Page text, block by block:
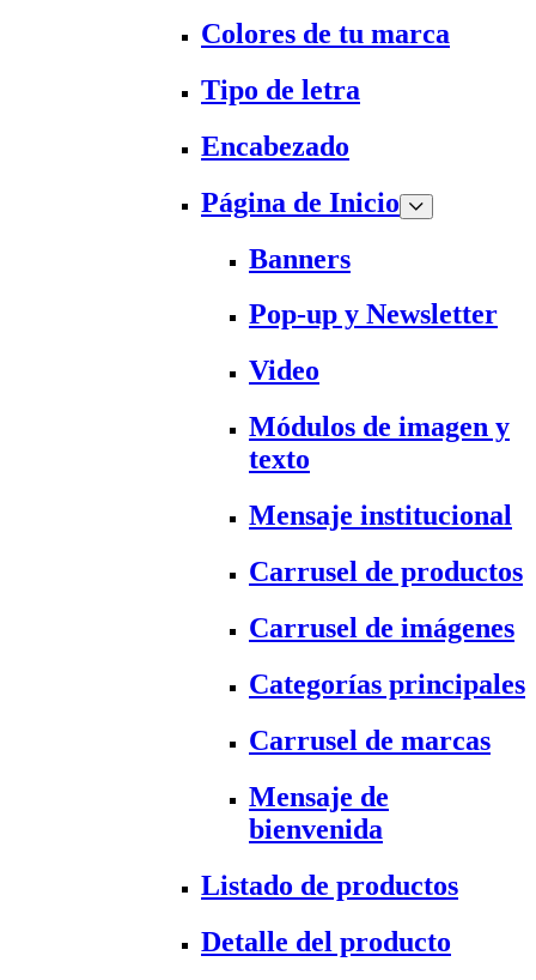
Colores de tu marca
Tipo de letra
Encabezado
Página de Inicio
Banners
Pop-up y Newsletter
Video
Módulos de imagen y
texto
Mensaje institucional
Carrusel de productos
Carrusel de imágenes
Categorías principales
Carrusel de marcas
Mensaje de
bienvenida
Listado de productos
Detalle del producto